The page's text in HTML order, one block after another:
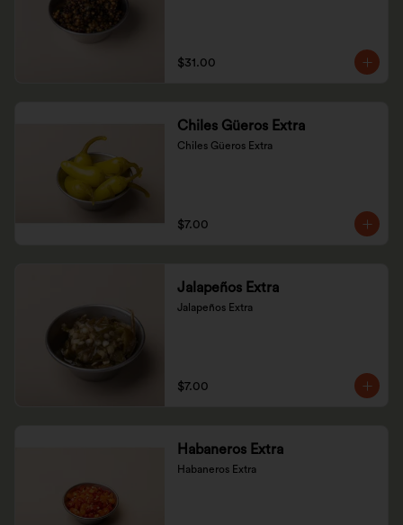
$31.00
Chiles Güeros Extra
Chiles Güeros Extra
$7.00
Jalapeños Extra
Jalapeños Extra
$7.00
Habaneros Extra
Habaneros Extra